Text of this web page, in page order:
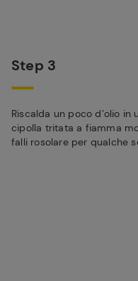
Step 3
Riscalda un poco d’olio in
cipolla tritata a fiamma
falli rosolare per qualche